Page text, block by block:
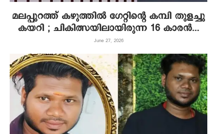
മലപ്പുറത്ത് കഴുത്തിൽ ഗേറ്റിന്റെ കമ്പി തുളച്ചു
കയറി ; ചികിത്സയിലായിരുന്ന 16 കാരൻ...
June 27, 2026